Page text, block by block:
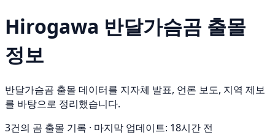
Hirogawa 반달가슴곰 출몰
정보
반달가슴곰 출몰 데이터를 지자체 발표, 언론 보도, 지역 제보
를 바탕으로 정리했습니다.
3건의 곰 출몰 기록 · 마지막 업데이트: 18시간 전